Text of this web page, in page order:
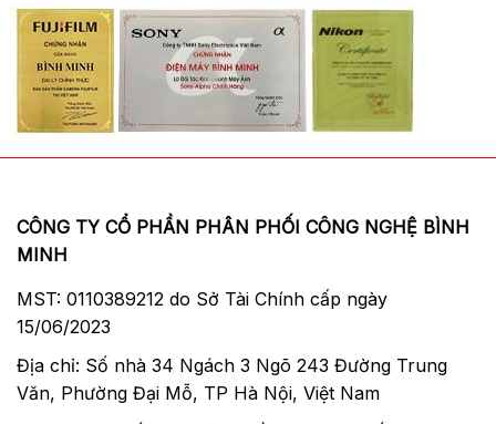
ảnhnày còn quay video Full HD 1080 với các
tốc độ khung hình 60p, 30p và 24p.
Ống kính prime góc rộng
CÔNG TY CỔ PHẦN PHÂN PHỐI CÔNG NGHỆ BÌNH
MINH
MST: 0110389212 do Sở Tài Chính cấp ngày
15/06/2023
Địa chỉ: Số nhà 34 Ngách 3 Ngõ 243 Đường Trung
Văn, Phường Đại Mỗ, TP Hà Nội, Việt Nam